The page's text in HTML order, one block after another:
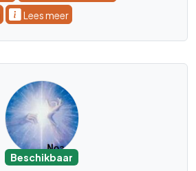
Lees meer
Beschikbaar